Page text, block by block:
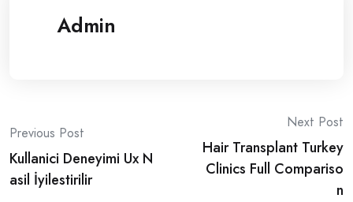
Admin
Post
navigation
Previous Post
Kullanici Deneyimi Ux N
asil İyilestirilir
Next Post
Hair Transplant Turkey
Clinics Full Compariso
n